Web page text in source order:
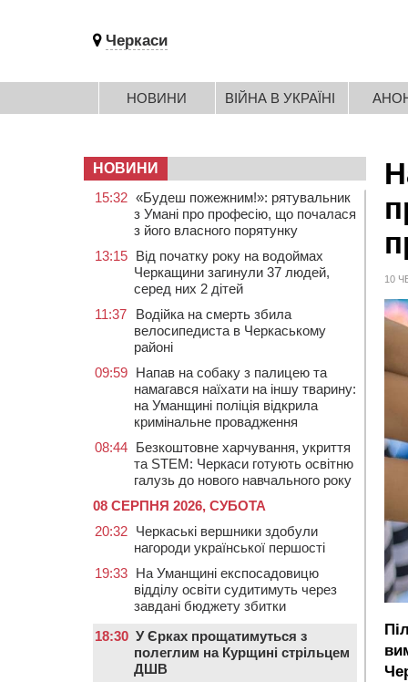
Черкаси
НОВИНИ ВІЙНА В УКРАЇНІ
10
НОВИНИ
15:32 «Будеш пожежним!»: рятувальник
з Умані про професію, що почалася
з його власного порятунку
13:15 Від початку року на водоймах
Черкащини загинули 37 людей,
серед них 2 дітей
11:37
Водійка на смерть збила
велосипедиста в Черкаському
районі
09:59 Напав на собаку з палицею та
намагався наїхати на іншу тварину:
на Уманщині поліція відкрила
кримінальне провадження
08:44 Безкоштовне харчування, укриття
та STEM: Черкаси готують освітню
галузь до нового навчального року
08 СЕРПНЯ 2026, СУБОТА
20:32 Черкаські вершники здобули
нагороди української першості
19:33 На Уманщині експосадовицю
відділу освіти судитимуть через
завдані бюджету збитки
18:30 У Єрках прощатимуться з
полеглим на Курщині стрільцем
ДШВ